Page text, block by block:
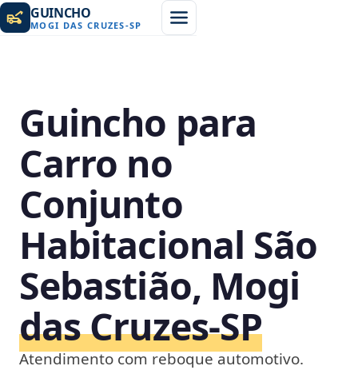
GUINCHO
MOGI DAS CRUZES-SP
Guincho para
Carro no
Conjunto
Habitacional São
Sebastião, Mogi
das Cruzes‑SP
Atendimento com reboque automotivo.